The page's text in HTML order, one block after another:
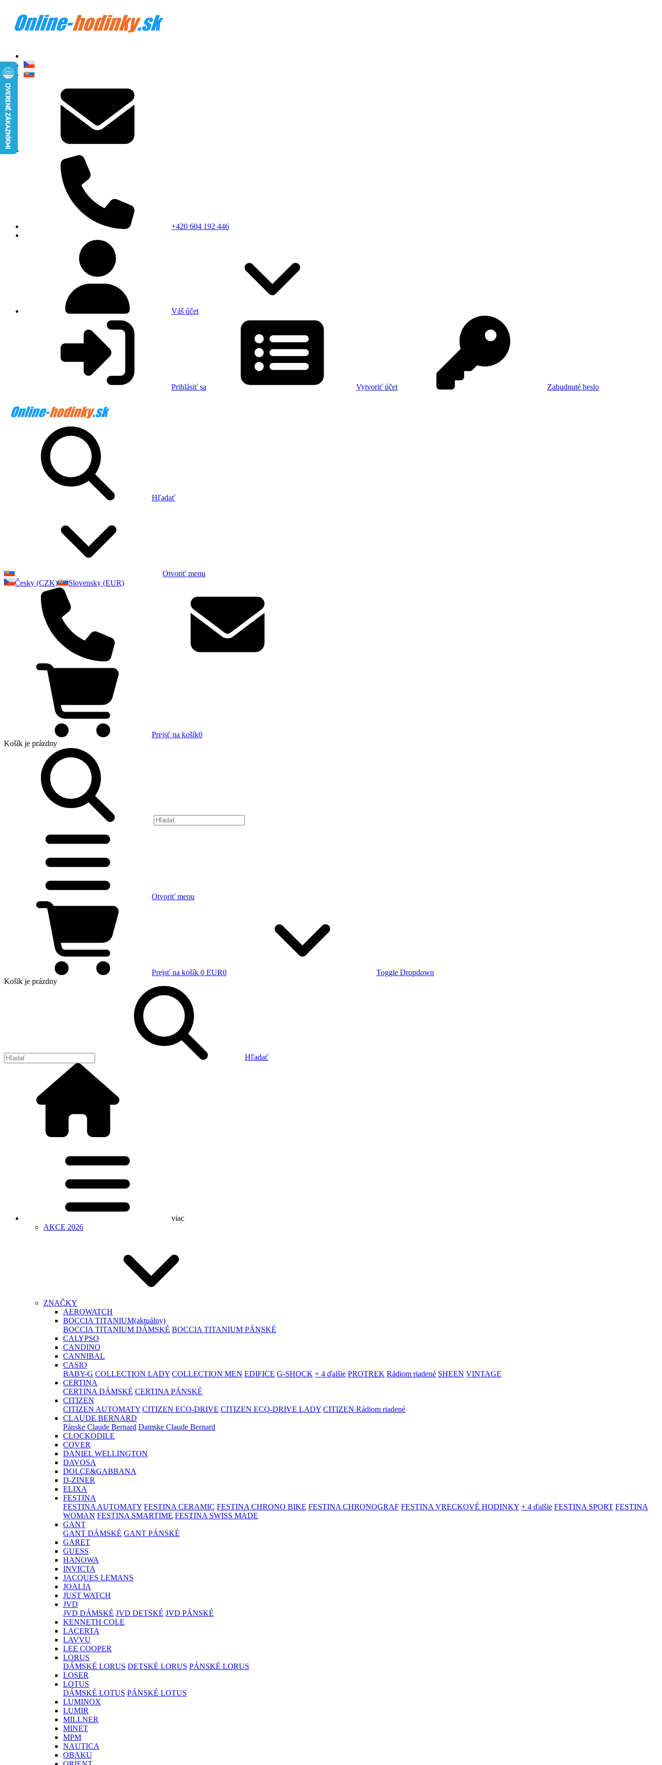
+420 604 192 446
Váš účet
Prihlásiť sa Vytvoriť účet Zabudnuté heslo
Hľadať
Otvoriť menu
Česky (CZK)
Slovensky (EUR)
Prejsť na košík0
Košík je prázdny
Otvoriť menu
Prejsť na košík 0 EUR0
Toggle Dropdown
Košík je prázdny
Hľadať
viac
AKCE 2026
ZNAČKY
AEROWATCH
BOCCIA TITANIUM(aktuálny)
BOCCIA TITANIUM DÁMSKÉ BOCCIA TITANIUM PÁNSKÉ
CALYPSO
CANDINO
CANNIBAL
CASIO
BABY-G COLLECTION LADY COLLECTION MEN EDIFICE G-SHOCK + 4 ďalšie PROTREK Rádiom riadené SHEEN VINTAGE
CERTINA
CERTINA DÁMSKÉ CERTINA PÁNSKÉ
CITIZEN
CITIZEN AUTOMATY CITIZEN ECO-DRIVE CITIZEN ECO-DRIVE LADY CITIZEN Rádiom riadené
CLAUDE BERNARD
Pánske Claude Bernard Damske Claude Bernard
CLOCKODILE
COVER
DANIEL WELLINGTON
DAVOSA
DOLCE&GABBANA
D-ZINER
ELIXA
FESTINA
FESTINA AUTOMATY FESTINA CERAMIC FESTINA CHRONO BIKE FESTINA CHRONOGRAF FESTINA VRECKOVÉ HODINKY + 4 ďalšie FESTINA SPORT FESTINA
WOMAN FESTINA SMARTIME FESTINA SWISS MADE
GANT
GANT DÁMSKÉ GANT PÁNSKÉ
GARET
GUESS
HANOWA
INVICTA
JACQUES LEMANS
JOALIA
JUST WATCH
JVD
JVD DÁMSKÉ JVD DETSKÉ JVD PÁNSKÉ
KENNETH COLE
LACERTA
LAVVU
LEE COOPER
LORUS
DÁMSKÉ LORUS DETSKÉ LORUS PÁNSKÉ LORUS
LOSER
LOTUS
DÁMSKÉ LOTUS PÁNSKÉ LOTUS
LUMINOX
LUMIR
MILLNER
MINET
MPM
NAUTICA
OBAKU